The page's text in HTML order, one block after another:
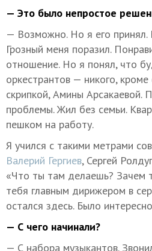
— Это было непростое
— Возможно. Но я его принял.
Грозный меня поразил.
отношение. Но я понял, что
оркестрантов — никого,
скрипкой, Амины Арсакаевой.
проблемы. Жил без семьи.
пешком на работу.
Я учился с такими метрами
Валерий Гергиев, Сергей
«Что ты там делаешь? Зачем
тебя главным дирижером в
остался здесь. Было
— С чего начинали?
— С набора музыкантов.